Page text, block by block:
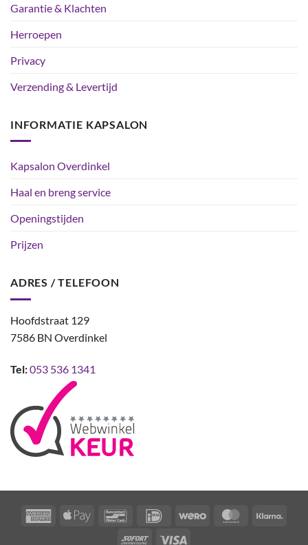
Garantie & Klachten
Herroepen
Privacy
Verzending & Levertijd
INFORMATIE KAPSALON
Kapsalon Overdinkel
Haal en breng service
Openingstijden
Prijzen
ADRES / TELEFOON
Hoofdstraat 129
7586 BN Overdinkel
Tel:053 536 1341
AmericanApple
BancontactIDeal Wero MasterCard
Sofort